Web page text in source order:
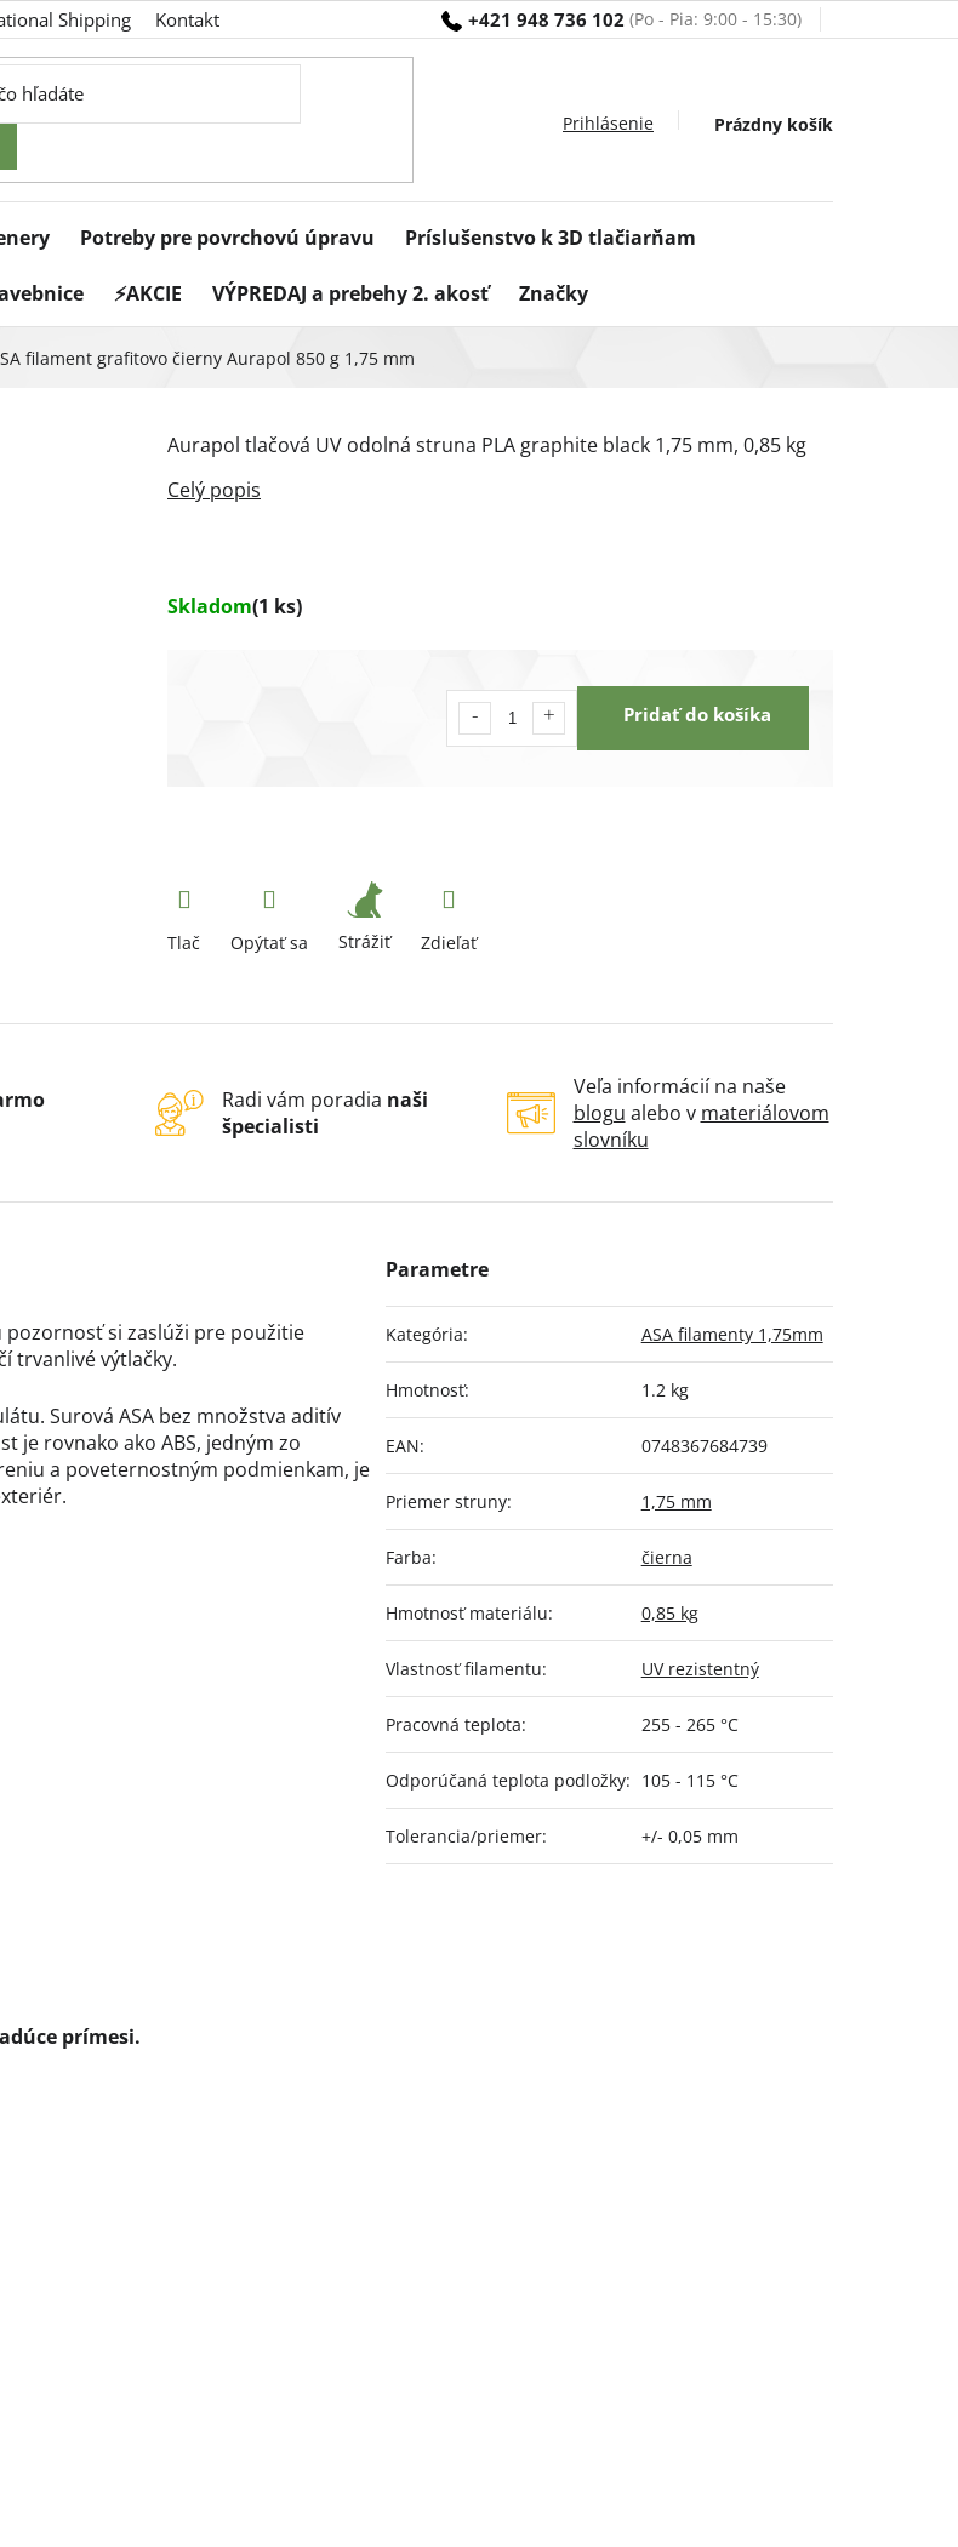
+421 948 736 102
Shipping Kontakt
Nákupný
Prázdny košík
Potreby pre povrchovú úpravu Príslušenstvo k 3D tlačiarňam
⚡AKCIE VÝPREDAJ a prebehy 2. akosť Značky
filament grafitovo čierny Aurapol 850 g 1,75 mm
Skladom(1 ks)
Pridať do košíka
Aurapol tlačová UV odolná struna PLA graphite black 1,75 mm, 0,85 kg
Tlač Opýtať sa Strážiť Zdieľať
Radi vám poradia naši
špecialisti
Veľa informácií na naše
blogu alebo v materiálovom
slovníku
pozornosť si zaslúži pre použitie
trvanlivé výtlačky.
Surová ASA bez množstva aditív
je rovnako ako ABS, jedným zo
a poveternostným podmienkam, je
prímesi.
Kategória: ASA filamenty 1,75mm
Hmotnosť: 1.2 kg
EAN: 0748367684739
Priemer struny: 1,75 mm
Farba: čierna
Hmotnosť materiálu: 0,85 kg
Vlastnosť filamentu: UV rezistentný
Pracovná teplota: 255 - 265 °C
Odporúčaná teplota podložky: 105 - 115 °C
Tolerancia/priemer: +/- 0,05 mm